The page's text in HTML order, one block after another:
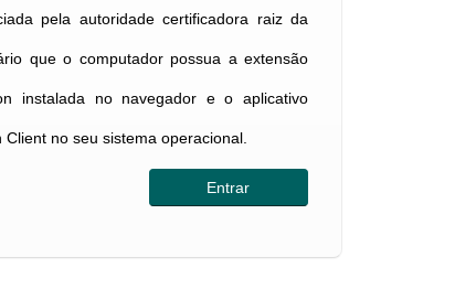
pela autoridade certificadora raiz da
que o computador possua a extensão
instalada no navegador e o aplicativo
Client no seu sistema operacional.